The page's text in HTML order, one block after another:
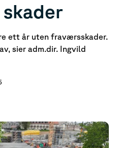
ett år uten fraværsskader.
sier adm.dir. Ingvild